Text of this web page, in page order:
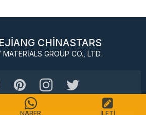
CHINASTARS
MATERIALS GROUP CO., LTD.
NABER İLETI